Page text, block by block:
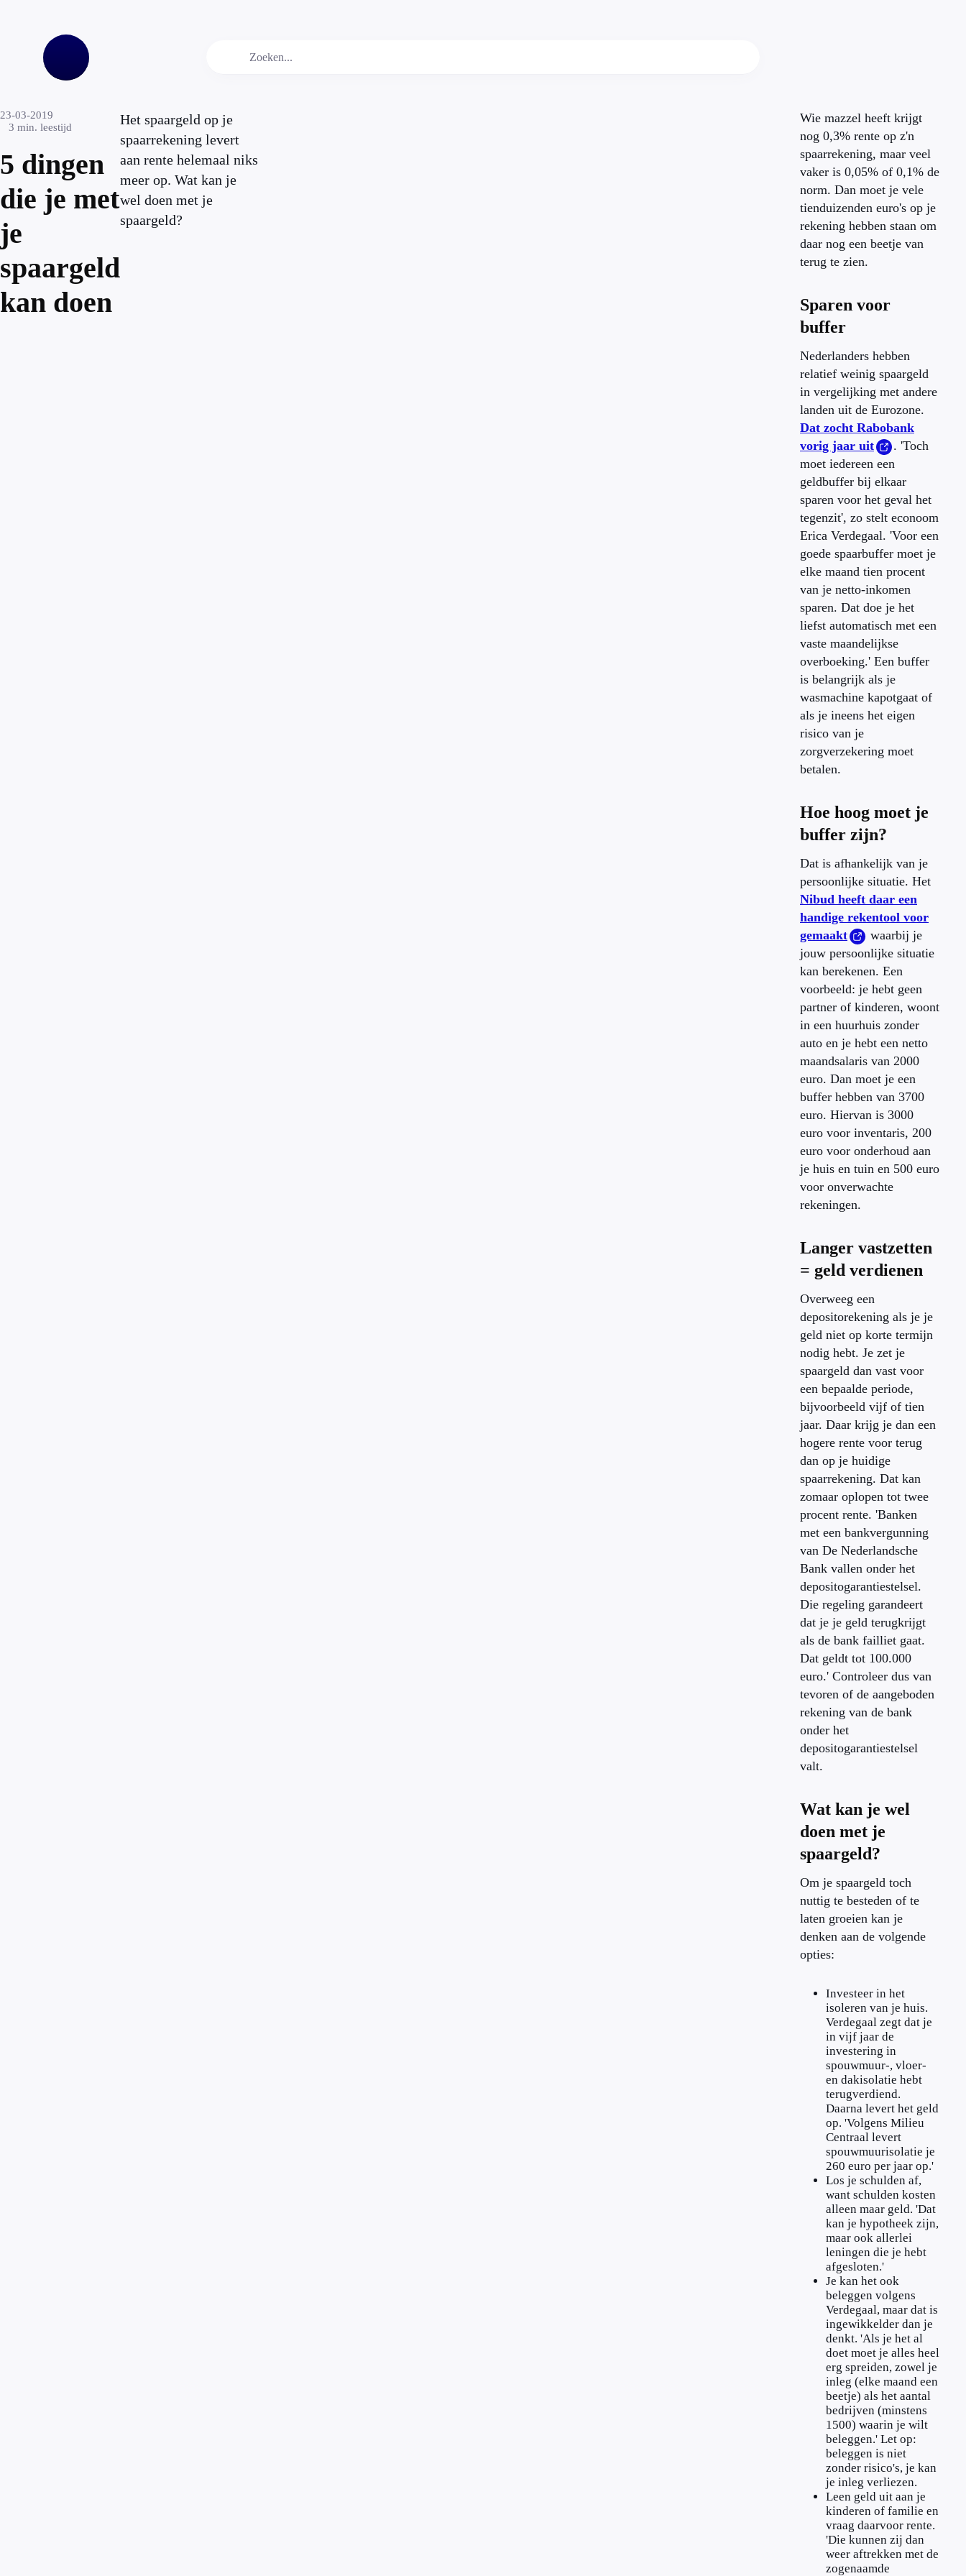
23-03-2019
3 min. leestijd
5 dingen
die je met
je
spaargeld
kan doen
Het spaargeld op je
spaarrekening levert
aan rente helemaal niks
meer op. Wat kan je
wel doen met je
spaargeld?
Wie mazzel heeft krijgt
nog 0,3% rente op z'n
spaarrekening, maar veel
vaker is 0,05% of 0,1% de
norm. Dan moet je vele
tienduizenden euro's op je
rekening hebben staan om
daar nog een beetje van
terug te zien.
Sparen voor
buffer
Nederlanders hebben
relatief weinig spaargeld
in vergelijking met andere
landen uit de Eurozone.
Dat zocht Rabobank
vorig jaar uit
. 'Toch
moet iedereen een
geldbuffer bij elkaar
sparen voor het geval het
tegenzit', zo stelt econoom
Erica Verdegaal. 'Voor een
goede spaarbuffer moet je
elke maand tien procent
van je netto-inkomen
sparen. Dat doe je het
liefst automatisch met een
vaste maandelijkse
overboeking.' Een buffer
is belangrijk als je
wasmachine kapotgaat of
als je ineens het eigen
risico van je
zorgverzekering moet
betalen.
Hoe hoog moet je
buffer zijn?
Dat is afhankelijk van je
persoonlijke situatie. Het
Nibud heeft daar een
handige rekentool voor
gemaakt
waarbij je
jouw persoonlijke situatie
kan berekenen. Een
voorbeeld: je hebt geen
partner of kinderen, woont
in een huurhuis zonder
auto en je hebt een netto
maandsalaris van 2000
euro. Dan moet je een
buffer hebben van 3700
euro. Hiervan is 3000
euro voor inventaris, 200
euro voor onderhoud aan
je huis en tuin en 500 euro
voor onverwachte
rekeningen.
Langer vastzetten
= geld verdienen
Overweeg een
depositorekening als je je
geld niet op korte termijn
nodig hebt. Je zet je
spaargeld dan vast voor
een bepaalde periode,
bijvoorbeeld vijf of tien
jaar. Daar krijg je dan een
hogere rente voor terug
dan op je huidige
spaarrekening. Dat kan
zomaar oplopen tot twee
procent rente. 'Banken
met een bankvergunning
van De Nederlandsche
Bank vallen onder het
depositogarantiestelsel.
Die regeling garandeert
dat je je geld terugkrijgt
als de bank failliet gaat.
Dat geldt tot 100.000
euro.' Controleer dus van
tevoren of de aangeboden
rekening van de bank
onder het
depositogarantiestelsel
valt.
Wat kan je wel
doen met je
spaargeld?
Om je spaargeld toch
nuttig te besteden of te
laten groeien kan je
denken aan de volgende
opties:
Investeer in het
isoleren van je huis.
Verdegaal zegt dat je
in vijf jaar de
investering in
spouwmuur-, vloer-
en dakisolatie hebt
terugverdiend.
Daarna levert het geld
op. 'Volgens Milieu
Centraal levert
spouwmuurisolatie je
260 euro per jaar op.'
Los je schulden af,
want schulden kosten
alleen maar geld. 'Dat
kan je hypotheek zijn,
maar ook allerlei
leningen die je hebt
afgesloten.'
Je kan het ook
beleggen volgens
Verdegaal, maar dat is
ingewikkelder dan je
denkt. 'Als je het al
doet moet je alles heel
erg spreiden, zowel je
inleg (elke maand een
beetje) als het aantal
bedrijven (minstens
1500) waarin je wilt
beleggen.' Let op:
beleggen is niet
zonder risico's, je kan
je inleg verliezen.
Leen geld uit aan je
kinderen of familie en
vraag daarvoor rente.
'Die kunnen zij dan
weer aftrekken met de
zogenaamde